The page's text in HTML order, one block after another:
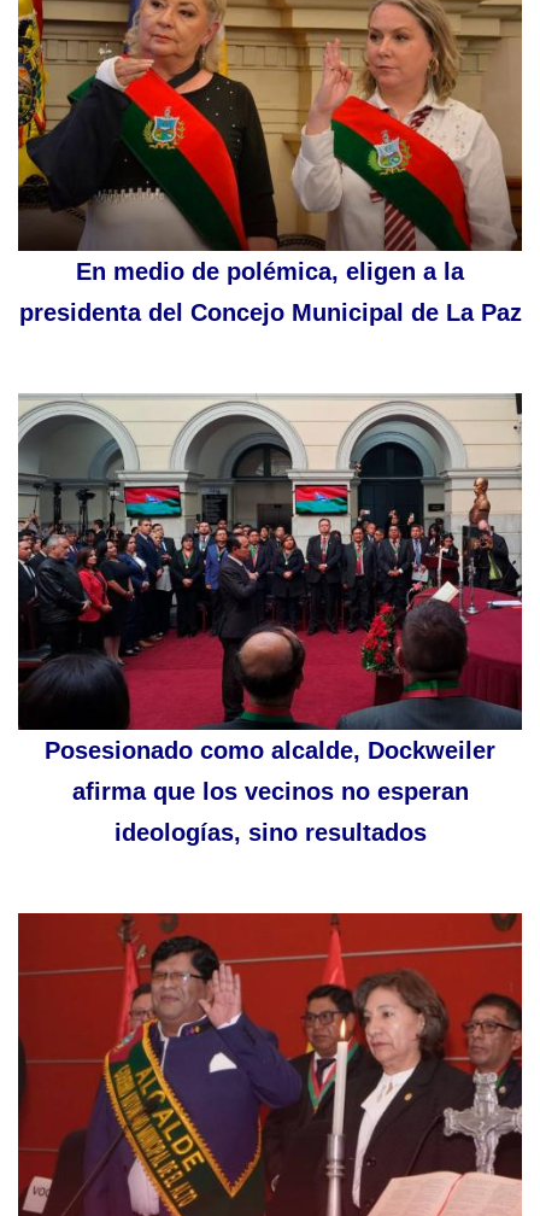
En medio de polémica, eligen a la
presidenta del Concejo Municipal de La Paz
Posesionado como alcalde, Dockweiler
afirma que los vecinos no esperan
ideologías, sino resultados